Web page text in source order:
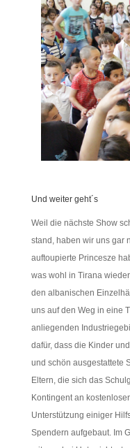
Und weiter geht´s
Weil die nächste Show
stand, haben wir uns gar
auftoupierte Princesze
was wohl in Tirana
den albanischen
uns auf den Weg in eine
anliegenden
dafür, dass die Kinder
und schön ausgestattete
Eltern, die sich das
Kontingent an
Unterstützung einiger
Spendern aufgebaut. Im